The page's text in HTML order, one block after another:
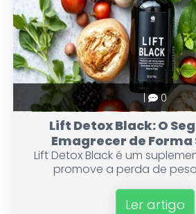
| 0
Lift Detox Black: O
Emagrecer de
Lift Detox Black é um
promove a perda de
Ler artigo